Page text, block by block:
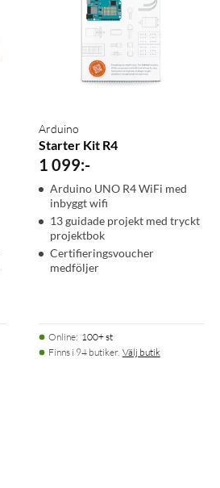
Arduino
Starter Kit R4
1 099:-
Arduino UNO R4 WiFi med
inbyggt wifi
13 guidade projekt med tryckt
projektbok
Certifieringsvoucher
medföljer
Online: 100+ st
Finns i 94 butiker. Välj butik